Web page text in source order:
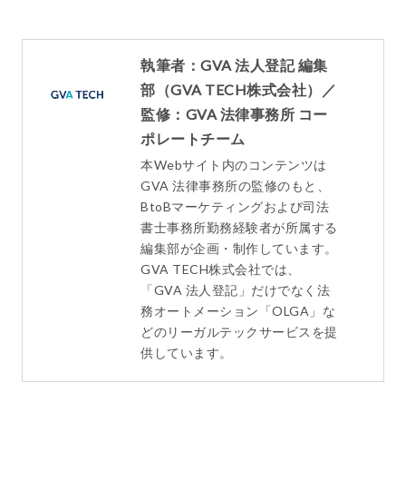
執筆者：GVA 法人登記 編集
部（GVA TECH株式会社）／
監修：GVA 法律事務所 コー
ポレートチーム
本Webサイト内のコンテンツは
GVA 法律事務所の監修のもと、
BtoBマーケティングおよび司法
書士事務所勤務経験者が所属する
編集部が企画・制作しています。
GVA TECH株式会社では、
「GVA 法人登記」だけでなく法
務オートメーション「OLGA」な
どのリーガルテックサービスを提
供しています。